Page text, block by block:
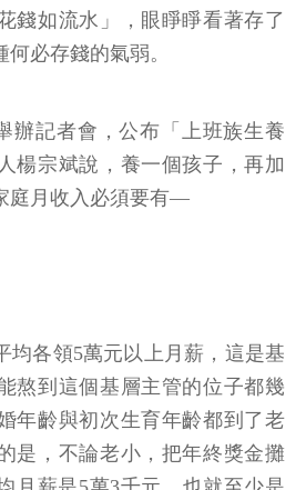
錢如流水」，眼睜睜看著存了
必存錢的氣弱。
辦記者會，公布「上班族生養
楊宗斌說，養一個孩子，再加
庭月收入必須要有—
均各領5萬元以上月薪，這是基
熬到這個基層主管的位子都幾
年齡與初次生育年齡都到了老
是，不論老小，把年終獎金攤